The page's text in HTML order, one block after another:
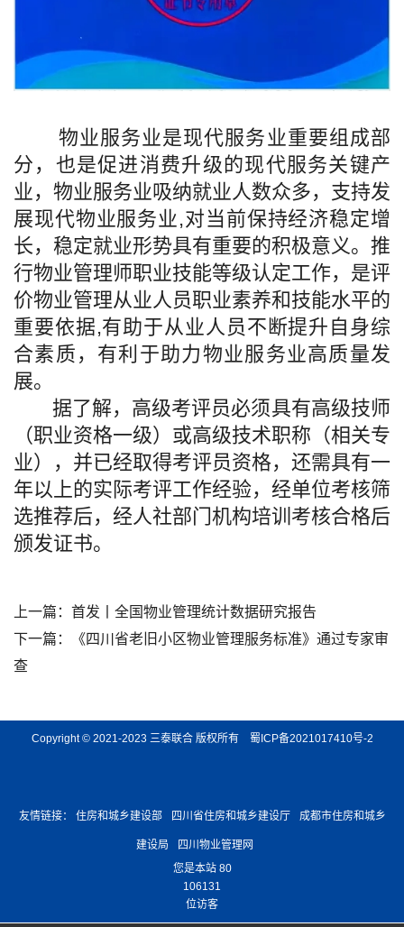
物业服务业是现代服务业重要组成部
分，也是促进消费升级的现代服务关键产
业，物业服务业吸纳就业人数众多，支持发
展现代物业服务业,对当前保持经济稳定增
长，稳定就业形势具有重要的积极意义。推
行物业管理师职业技能等级认定工作，是评
价物业管理从业人员职业素养和技能水平的
重要依据,有助于从业人员不断提升自身综
合素质，有利于助力物业服务业高质量发
展。
据了解，高级考评员必须具有高级技师
（职业资格一级）或高级技术职称（相关专
业），并已经取得考评员资格，还需具有一
年以上的实际考评工作经验，经单位考核筛
选推荐后，经人社部门机构培训考核合格后
颁发证书。
上一篇： 首发丨全国物业管理统计数据研究报告
下一篇：
《四川省老旧小区物业管理服务标准》通过专家审
查
Copyright © 2021-2023 三泰联合 版权所有 蜀ICP备2021017410号-2
友情链接： 住房和城乡建设部 四川省住房和城乡建设厅 成都市住房和城乡
建设局
四川物业管理网
您是本站 80
106131
位访客